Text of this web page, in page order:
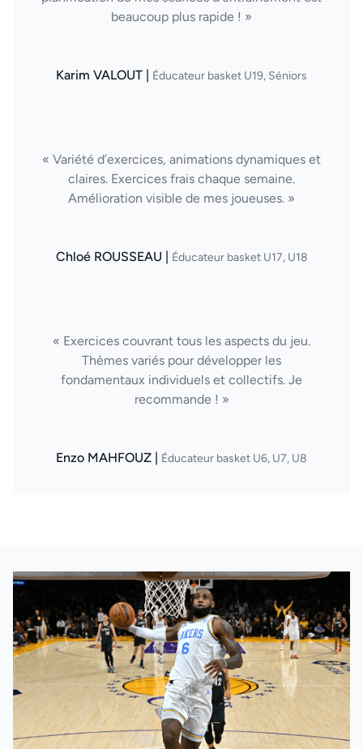
beaucoup plus rapide ! »
Karim VALOUT | Éducateur basket U19, Séniors
« Variété d’exercices, animations dynamiques et
claires. Exercices frais chaque semaine.
Amélioration visible de mes joueuses. »
Chloé ROUSSEAU | Éducateur basket U17, U18
« Exercices couvrant tous les aspects du jeu.
Thèmes variés pour développer les
fondamentaux individuels et collectifs. Je
recommande ! »
Enzo MAHFOUZ | Éducateur basket U6, U7, U8